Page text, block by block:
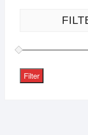
Filter